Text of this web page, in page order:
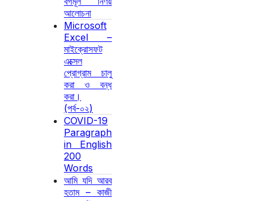
আলোচনা
Microsoft
Excel –
মাইক্রোসফট
এক্সেল
প্রোগ্রাম চালু
করা ও বন্ধ
করা।
(পর্ব-০২)
COVID-19
Paragraph
in English
200
Words
আমি যদি আরব
হতাম – কাজী